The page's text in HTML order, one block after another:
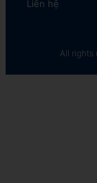
Liên hệ
All rights